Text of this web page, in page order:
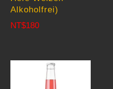
Alkoholfrei)
NT$180